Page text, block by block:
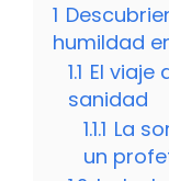
1
humildad
1.1 El viaje
sanidad
1.1.1 La
un